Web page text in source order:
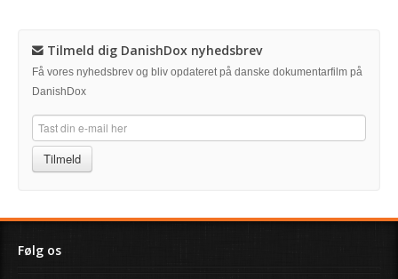
Tilmeld dig DanishDox nyhedsbrev
Få vores nyhedsbrev og bliv opdateret på danske dokumentarfilm på
DanishDox
Tilmeld
Følg os